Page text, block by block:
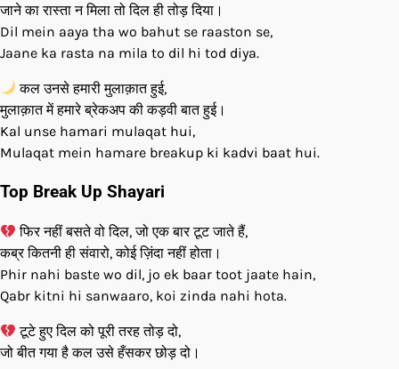
जाने का रास्ता न मिला तो दिल ही तोड़ दिया।
Dil mein aaya tha wo bahut se raaston se,
Jaane ka rasta na mila to dil hi tod diya.
कल उनसे हमारी मुलाक़ात हुई,
मुलाक़ात में हमारे ब्रेकअप की कड़वी बात हुई।
Kal unse hamari mulaqat hui,
Mulaqat mein hamare breakup ki kadvi baat hui.
Top Break Up Shayari
फिर नहीं बसते वो दिल, जो एक बार टूट जाते हैं,
कब्र कितनी ही संवारो, कोई ज़िंदा नहीं होता।
Phir nahi baste wo dil, jo ek baar toot jaate hain,
Qabr kitni hi sanwaaro, koi zinda nahi hota.
टूटे हुए दिल को पूरी तरह तोड़ दो,
जो बीत गया है कल उसे हँसकर छोड़ दो।